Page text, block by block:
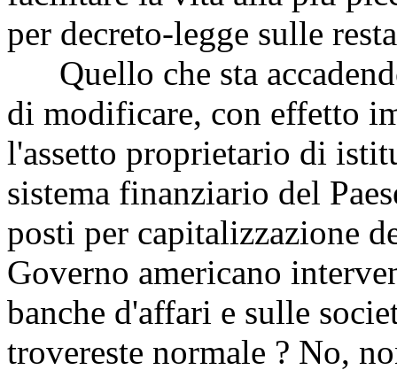
per decreto-legge sulle
Quello che sta
di modificare, con effetto
l'assetto proprietario di
sistema finanziario del
posti per capitalizzazione
Governo americano
banche d'affari e sulle
trovereste normale ? No,